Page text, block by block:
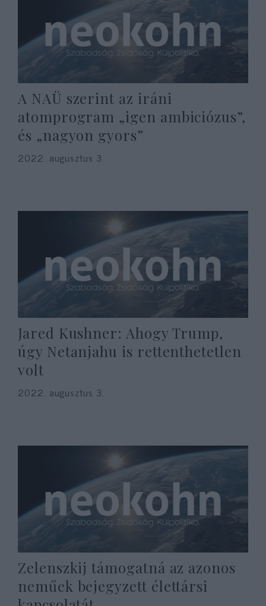
A NAÜ szerint az iráni
atomprogram „igen ambiciózus”,
és „nagyon gyors”
2022. augusztus 3.
Jared Kushner: Ahogy Trump,
úgy Netanjahu is rettenthetetlen
volt
2022. augusztus 3.
Zelenszkij támogatná az azonos
neműek bejegyzett élettársi